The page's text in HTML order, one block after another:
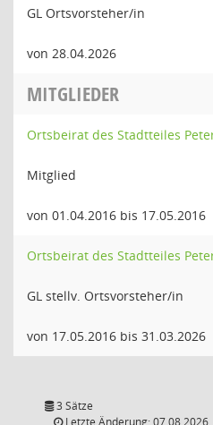
GL Ortsvorsteher/in
von 28.04.2026
MITGLIEDER
Ortsbeirat des Stadtteiles
Mitglied
von 01.04.2016 bis 17.05.2016
Ortsbeirat des Stadtteiles
GL stellv. Ortsvorsteher/in
von 17.05.2016 bis 31.03.2026
3 Sätze
Letzte Änderung: 07.08.2026